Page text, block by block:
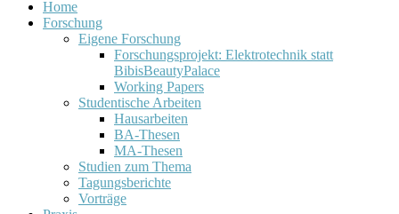
Home
Forschung
Eigene Forschung
Forschungsprojekt: Elektrotechnik statt
BibisBeautyPalace
Working Papers
Studentische Arbeiten
Hausarbeiten
BA-Thesen
MA-Thesen
Studien zum Thema
Tagungsberichte
Vorträge